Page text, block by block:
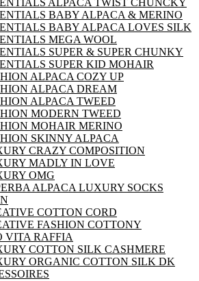
ALPACA TWIST CHUNCKY
BABY ALPACA & MERINO
BABY ALPACA LOVES SILK
MEGA WOOL
SUPER & SUPER CHUNKY
SUPER KID MOHAIR
ALPACA COZY UP
ALPACA DREAM
ALPACA TWEED
MODERN TWEED
MOHAIR MERINO
SKINNY ALPACA
CRAZY COMPOSITION
MADLY IN LOVE
OMG
ALPACA LUXURY SOCKS
COTTON CORD
FASHION COTTONY
VITA RAFFIA
COTTON SILK CASHMERE
ORGANIC COTTON SILK DK